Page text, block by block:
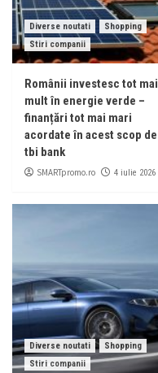
Diverse noutati
Shopping
Stiri companii
Românii investesc tot mai
mult în energie verde –
finanțări tot mai mari
acordate în acest scop de
tbi bank
SMARTpromo.ro 4 iulie 2026
Diverse noutati
Shopping
Stiri companii